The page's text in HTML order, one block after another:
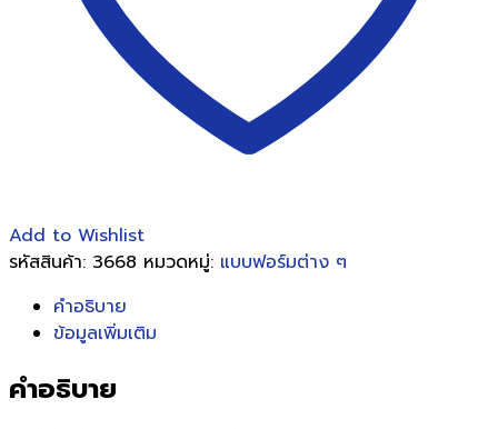
Add to Wishlist
รหัสสินค้า: 3668 หมวดหมู่: แบบฟอร์มต่าง ๆ
คำอธิบาย
ข้อมูลเพิ่มเติม
คำอธิบาย